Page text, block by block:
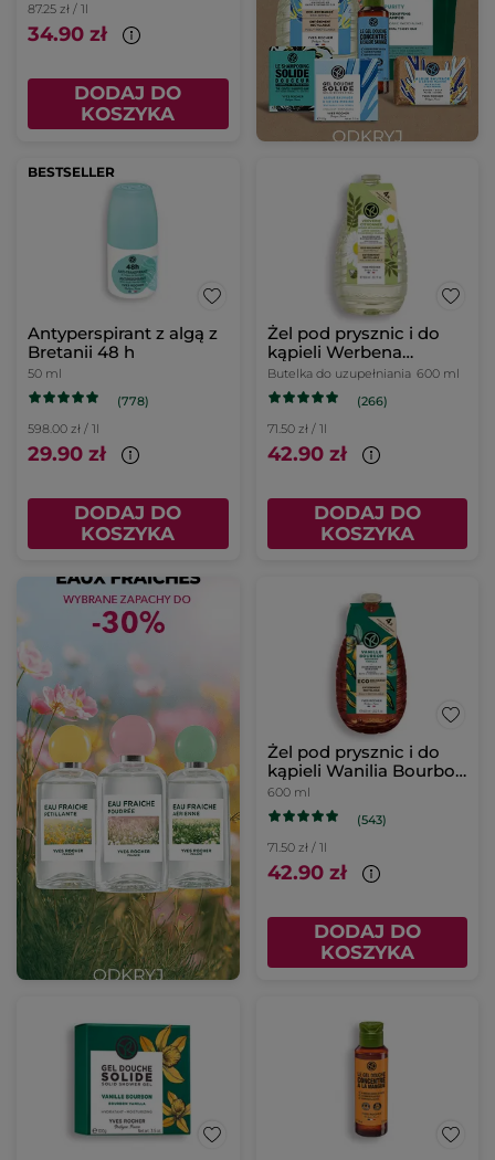
87.25 zł / 1l
34.90 zł
DODAJ DO
KOSZYKA
BESTSELLER
Antyperspirant z algą z
Bretanii 48 h
50 ml
(778)
598.00 zł / 1l
29.90 zł
DODAJ DO
KOSZYKA
Żel pod prysznic i do
kąpieli Werbena
cytrynowa & Kwiat
rumianku uzupełniacz
Butelka do uzupełniania 600 ml
(266)
71.50 zł / 1l
42.90 zł
DODAJ DO
KOSZYKA
Żel pod prysznic i do
kąpieli Wanilia Bourbon
uzupełniacz
600 ml
(543)
71.50 zł / 1l
42.90 zł
DODAJ DO
KOSZYKA